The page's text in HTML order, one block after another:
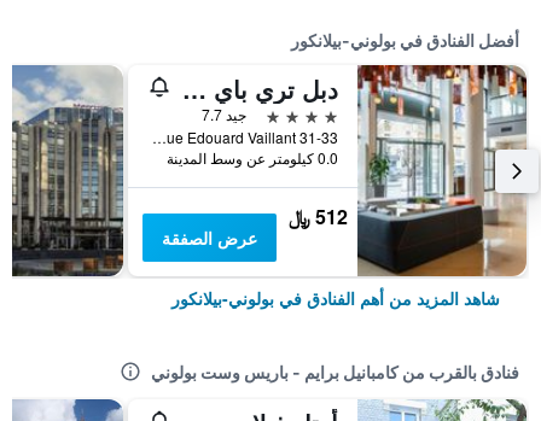
أفضل الفنادق في بولوني-بيلانكور
دبل تري باي هيلتون باريس بولوني
4 نجوم
جيد 7.7
Avenue Edouard Vaillant 31-33, بولوني-بيلانكور, إقليم هوت دو سين, فرنسا
0.0 كيلومتر عن وسط المدينة
512 ﷼
عرض الصفقة
شاهد المزيد من أهم الفنادق في بولوني-بيلانكور
فنادق بالقرب من كامبانيل برايم - باريس وست بولوني